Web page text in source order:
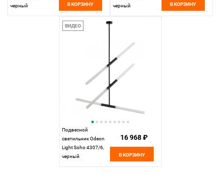
черный
В КОРЗИНУ
черный
В КОРЗИНУ
ВИДЕО
Подвесной
светильник Odeon
Light Soho 4307/6,
черный
16 968 ₽
В КОРЗИНУ